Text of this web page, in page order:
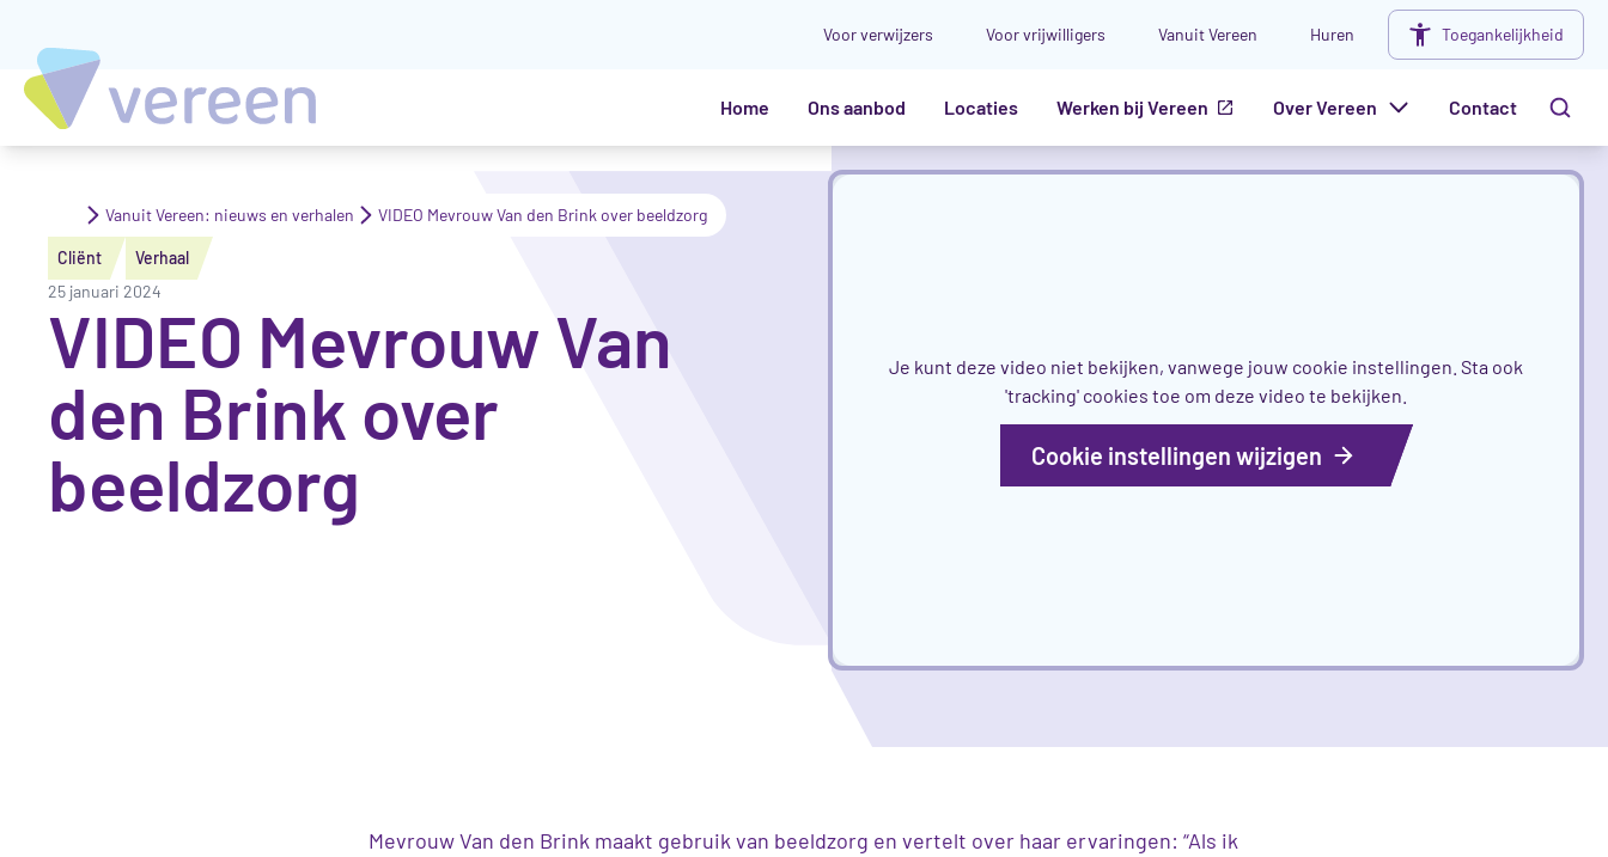
Voor verwijzers Voor vrijwilligers Vanuit Vereen Huren Toegankelijkheid
Home Ons aanbod Locaties Werken bij Vereen Over Vereen Contact
Vanuit Vereen: nieuws en verhalen VIDEO Mevrouw Van den Brink over beeldzorg
VIDEO Mevrouw Van
den Brink over
beeldzorg
Cliënt
Verhaal
25 januari 2024
Je kunt deze video niet bekijken, vanwege jouw cookie instellingen. Sta ook
'tracking' cookies toe om deze video te bekijken.
Cookie instellingen wijzigen
Mevrouw Van den Brink maakt gebruik van beeldzorg en vertelt over haar ervaringen: “Als ik